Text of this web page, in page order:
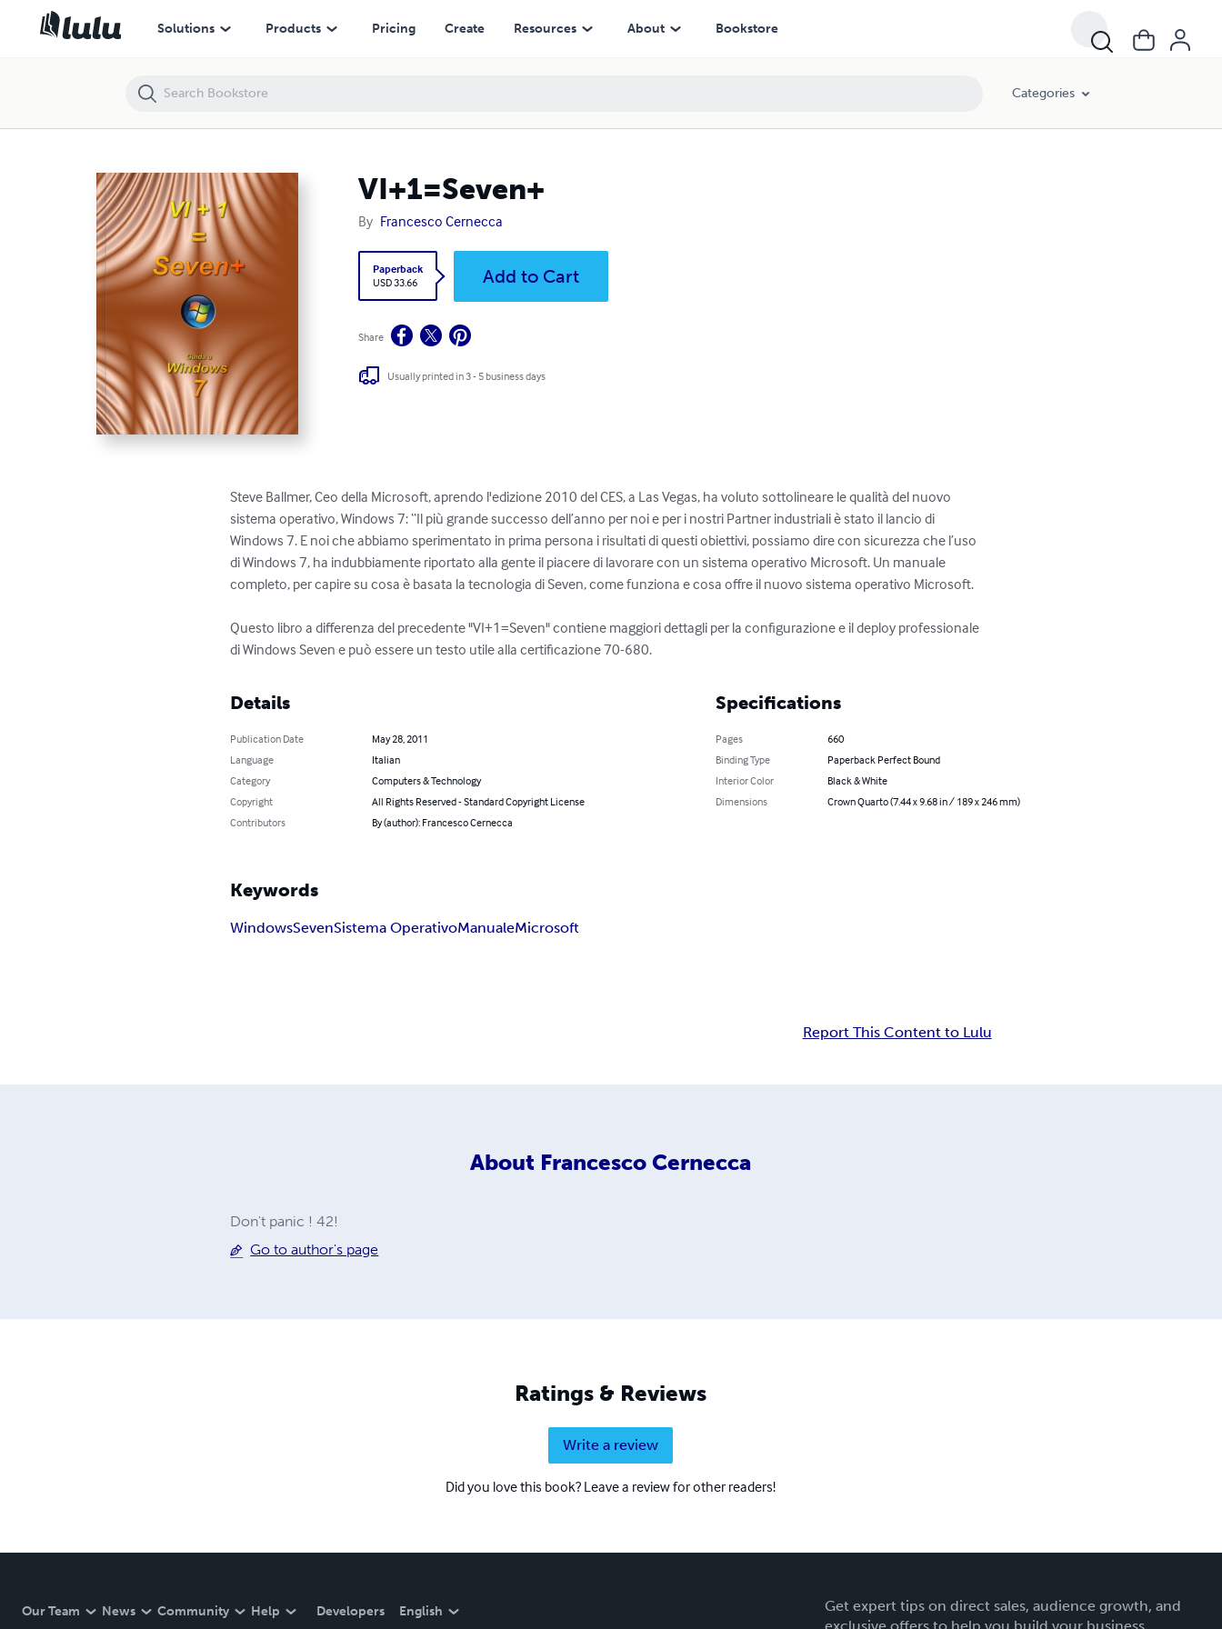
Solutions Products Pricing Create Resources About Bookstore
Categories
VI+1=Seven+
By Francesco Cernecca
Paperback
USD 33.66
Add to Cart
Share
Usually printed in 3 - 5 business days
Steve Ballmer, Ceo della Microsoft, aprendo l'edizione 2010 del CES, a Las Vegas, ha voluto sottolineare le qualità del nuovo
sistema operativo, Windows 7: “Il più grande successo dell’anno per noi e per i nostri Partner industriali è stato il lancio di
Windows 7. E noi che abbiamo sperimentato in prima persona i risultati di questi obiettivi, possiamo dire con sicurezza che l’uso
di Windows 7, ha indubbiamente riportato alla gente il piacere di lavorare con un sistema operativo Microsoft. Un manuale
completo, per capire su cosa è basata la tecnologia di Seven, come funziona e cosa offre il nuovo sistema operativo Microsoft.
Questo libro a differenza del precedente "VI+1=Seven" contiene maggiori dettagli per la configurazione e il deploy professionale
di Windows Seven e può essere un testo utile alla certificazione 70-680.
Details
Publication Date
May 28, 2011
Language
Italian
Category
Computers & Technology
Copyright
All Rights Reserved - Standard Copyright License
Contributors
By (author): Francesco Cernecca
Specifications
Pages
660
Binding Type
Paperback Perfect Bound
Interior Color
Black & White
Dimensions
Crown Quarto (7.44 x 9.68 in / 189 x 246 mm)
Keywords
WindowsSevenSistema OperativoManualeMicrosoft
Report This Content to Lulu
About Francesco Cernecca
Don't panic ! 42!
Go to author's page
Ratings & Reviews
Write a review
Did you love this book? Leave a review for other readers!
Our Team News Community Help Developers English
Get expert tips on direct sales, audience growth, and
VI+1=Seven+